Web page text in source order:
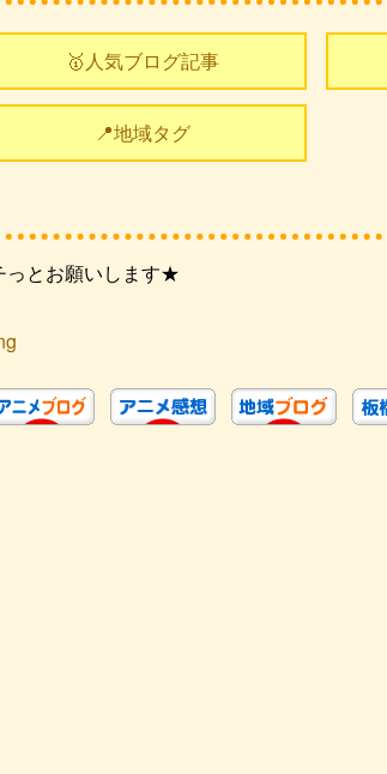
🥇人気ブログ記事
📍地域タグ
っとお願いします★